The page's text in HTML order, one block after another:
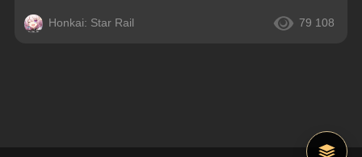
Honkai: Star Rail 79 108